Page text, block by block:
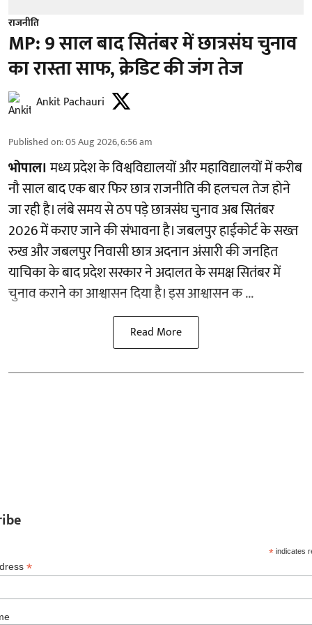
राजनीति
MP: 9 साल बाद सितंबर में छात्रसंघ चुनाव
का रास्ता साफ, क्रेडिट की जंग तेज
Ankit Pachauri
Published on:05 Aug 2026, 6:56 am
भोपाल।मध्य प्रदेश के विश्वविद्यालयों और महाविद्यालयों में करीब
नौ साल बाद एक बार फिर छात्र राजनीति की हलचल तेज होने
जा रही है। लंबे समय से ठप पड़े छात्रसंघ चुनाव अब सितंबर
2026 में कराए जाने की संभावना है। जबलपुर हाईकोर्ट के सख्त
रुख और जबलपुर निवासी छात्र अदनान अंसारी की जनहित
याचिका के बाद प्रदेश सरकार ने अदालत के समक्ष सितंबर में
चुनाव कराने का आश्वासन दिया है। इस आश्वासन क ...
Read More
*indicates
*